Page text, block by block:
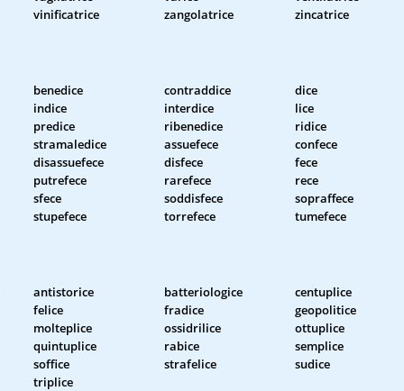
vinificatrice zangolatrice zincatrice
benedice contraddice
dice
indice interdice
lice
predice ribenedice
ridice
stramaledice assuefece
confece
disassuefece disfece
fece
putrefece rarefece
rece
sfece soddisfece
sopraffece
stupefece torrefece tumefece
antistorice batteriologice
centuplice
felice fradice
geopolitice
molteplice ossidrilice
ottuplice
quintuplice rabice
semplice
soffice strafelice
sudice
triplice